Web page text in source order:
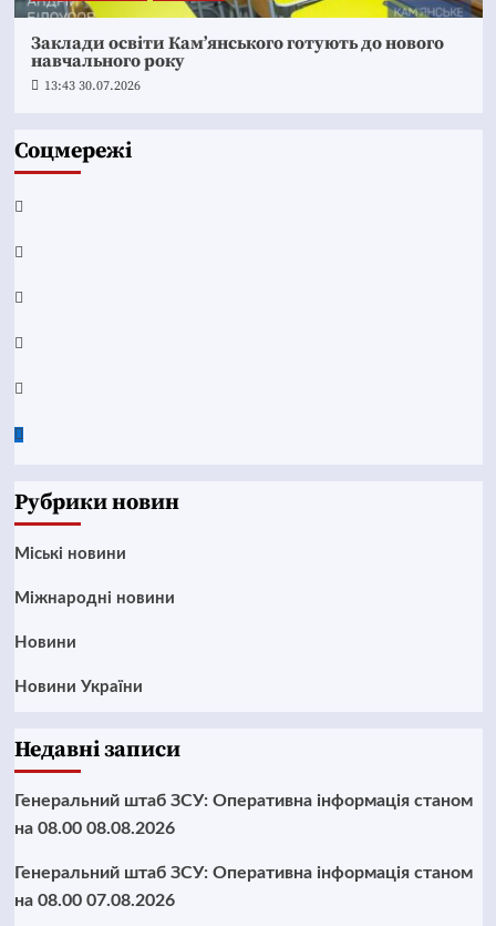
Заклади освіти Кам’янського готують до нового
навчального року
13:43 30.07.2026
Соцмережі
Facebook
YouTube
Telegram
Instagram
Twitter
Рубрики новин
Mіські новини
Міжнародні новини
Новини
Новини України
Недавні записи
Генеральний штаб ЗСУ: Оперативна інформація станом
на 08.00 08.08.2026
Генеральний штаб ЗСУ: Оперативна інформація станом
на 08.00 07.08.2026